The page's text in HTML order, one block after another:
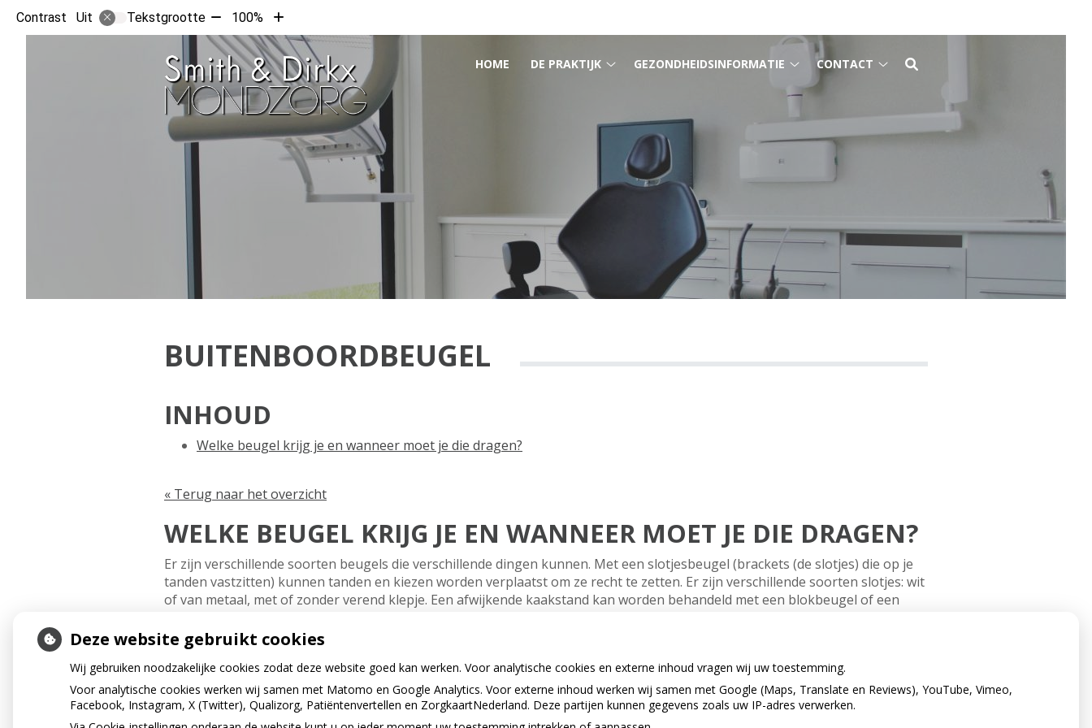
Contrast Uit Tekstgrootte Tekst
verkleinen
met
10%
100%
Tekst
vergroten
met
10%
HOOFDMENU
HOME DE PRAKTIJK
submenu
GEZONDHEIDSINFORMATIE
Gezondheidsinformatie
submenu
CONTACT
BUITENBOORDBEUGEL
INHOUD
Welke beugel krijg je en wanneer moet je die dragen?
« Terug naar het overzicht
WELKE BEUGEL KRIJG JE EN WANNEER MOET JE DIE DRAGEN?
Er zijn verschillende soorten beugels die verschillende dingen kunnen. Met een slotjesbeugel (brackets (de slotjes) die op je
tanden vastzitten) kunnen tanden en kiezen worden verplaatst om ze recht te zetten. Er zijn verschillende soorten slotjes: wit
of van metaal, met of zonder verend klepje. Een afwijkende kaakstand kan worden behandeld met een blokbeugel of een
beter om blijvende kiezen te verwijderen. De keus voor een beugel hangt helemaal af van de stand van jouw gebit, hoever je
bent met de wisseling van je gebit en van je groei. Dat geldt ook voor de draagtijden. Hoe meer je de beugel draagt, hoe
beter hij werkt! Je spreekt dit allemaal af met de orthodontist of tandarts.
« Terug naar het overzicht
Deze website gebruikt cookies
Wij gebruiken noodzakelijke cookies zodat deze website goed kan werken. Voor analytische cookies en externe inhoud vragen wij uw toestemming.
Voor analytische cookies werken wij samen met Matomo en Google Analytics. Voor externe inhoud werken wij samen met Google (Maps, Translate en Reviews), YouTube, Vimeo,
Facebook, Instagram, X (Twitter), Qualizorg, Patiëntenvertellen en ZorgkaartNederland. Deze partijen kunnen gegevens zoals uw IP-adres verwerken.